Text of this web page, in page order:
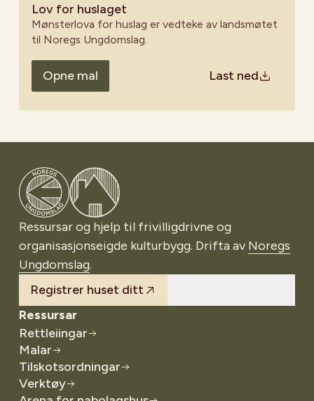
Lov for huslaget
Mønsterlova for huslag er vedteke av landsmøtet
til Noregs Ungdomslag.
Opne mal Last ned
Gå til Noregs Ungdomslag
Ressursar og hjelp til frivilligdrivne og
organisasjonseigde kulturbygg. Drifta av Noregs
Ungdomslag.
Registrer huset ditt
Ressursar
Rettleiingar
Malar
Tilskotsordningar
Verktøy